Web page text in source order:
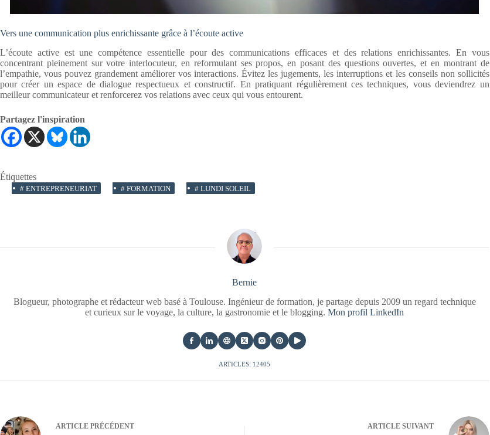
Vers une communication plus enrichissante grâce à l’écoute active
L’écoute active est une compétence essentielle pour des communications efficaces et des relations enrichissantes. En vous
concentrant pleinement sur votre interlocuteur, en reformulant ses propos, en posant des questions ouvertes, et en montrant de
l’empathie, vous pouvez grandement améliorer vos interactions. Évitez les jugements, les interruptions et les conseils non sollicités
pour créer un espace de dialogue respectueux et constructif. En pratiquant régulièrement ces techniques, vous deviendrez un
meilleur communicateur et renforcerez vos relations avec ceux qui vous entourent.
Partagez l'inspiration
Étiquettes
# ENTREPRENEURIAT # FORMATION # LUNDI SOLEIL
Bernie
Blogueur, photographe et rédacteur web basé à Toulouse. Ingénieur de formation, je partage depuis 2009 un regard technique
et curieux sur le voyage, la culture, la gastronomie et le blogging.Mon profil LinkedIn
ARTICLES: 12405
ARTICLE PRÉCÉDENT ARTICLESUIVANT